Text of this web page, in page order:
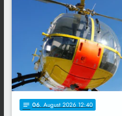
notes 06. August 2026 12:40